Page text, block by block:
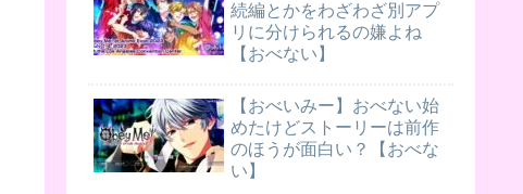
続編とかをわざわざ別アプ
リに分けられるの嫌よね
【おべない】
【おべいみー】おべない始
めたけどストーリーは前作
のほうが面白い？【おべな
い】